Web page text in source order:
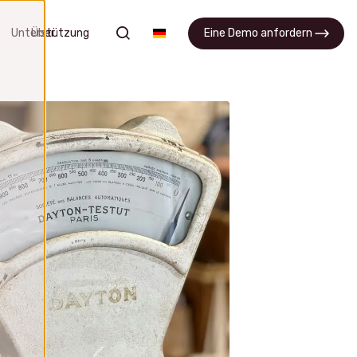
Optimieren Sie Prozesse und
verbessern Sie die Zusammenarbeit
zwischen Teams
APQP-Software
Eine Demo anfordern
Was ist APQP?
FAQ
Über
Unterstützung Eine Demo anfordern